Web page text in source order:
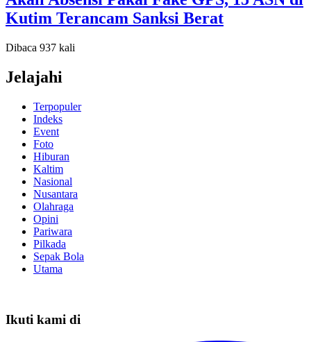
Kutim Terancam Sanksi Berat
Dibaca 937 kali
Jelajahi
Terpopuler
Indeks
Event
Foto
Hiburan
Kaltim
Nasional
Nusantara
Olahraga
Opini
Pariwara
Pilkada
Sepak Bola
Utama
Ikuti kami di